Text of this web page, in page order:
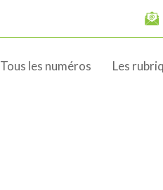
Tous les numéros Les